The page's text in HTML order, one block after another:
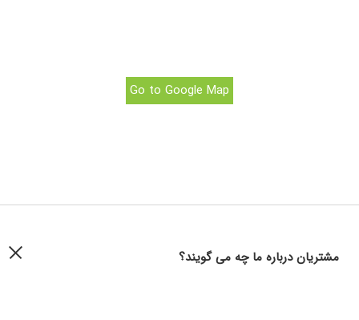
Go to Google Map
مشتریان درباره ما چه می گویند؟